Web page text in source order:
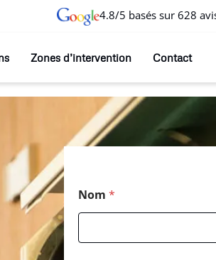
4.8/5 basés sur 628
Zones d’intervention Contact
Nom *